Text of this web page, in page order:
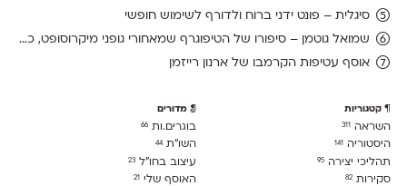
סיגלית – פונט ידני ברוח ולדורף לשימוש חופשי
שמואל גוטמן – סיפורו של הטיפוגרף שמאחורי גופני מיקרוסופט, כפי שנחשף בארכיון של נינתו
אוסף עטיפות הקרמבו של ארנון רייזמן
קטגוריות
השראה 311
היסטוריה 141
תהליכי יצירה 95
סקירות 82
מדורים
בוגרים.ות66
השו״ת44
עיצוב בחו"ל23
האוסף שלי21